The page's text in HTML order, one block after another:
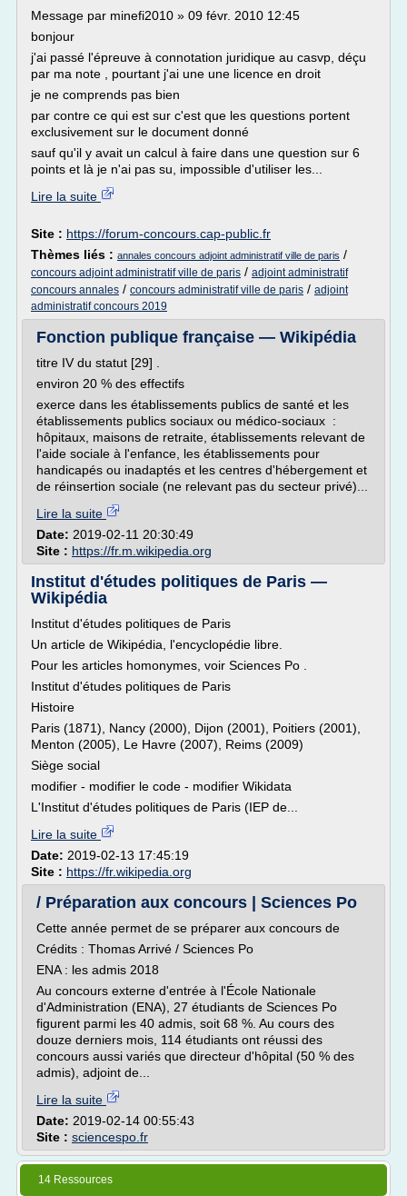
Message par minefi2010 » 09 févr. 2010 12:45
bonjour
j'ai passé l'épreuve à connotation juridique au casvp, déçu
par ma note , pourtant j'ai une une licence en droit
je ne comprends pas bien
par contre ce qui est sur c'est que les questions portent
exclusivement sur le document donné
sauf qu'il y avait un calcul à faire dans une question sur 6
points et là je n'ai pas su, impossible d'utiliser les...
Lire la suite
Site : https://forum-concours.cap-public.fr
Thèmes liés : annales concours adjoint administratif ville de paris /
concours adjoint administratif ville de paris / adjoint administratif
concours annales / concours administratif ville de paris / adjoint
administratif concours 2019
Fonction publique française — Wikipédia
titre IV du statut [29] .
environ 20 % des effectifs
exerce dans les établissements publics de santé et les
établissements publics sociaux ou médico-sociaux :
hôpitaux, maisons de retraite, établissements relevant de
l'aide sociale à l'enfance, les établissements pour
handicapés ou inadaptés et les centres d'hébergement et
de réinsertion sociale (ne relevant pas du secteur privé)...
Lire la suite
Date: 2019-02-11 20:30:49
Site : https://fr.m.wikipedia.org
Institut d'études politiques de Paris —
Wikipédia
Institut d'études politiques de Paris
Un article de Wikipédia, l'encyclopédie libre.
Pour les articles homonymes, voir Sciences Po .
Institut d'études politiques de Paris
Histoire
Paris (1871), Nancy (2000), Dijon (2001), Poitiers (2001),
Menton (2005), Le Havre (2007), Reims (2009)
Siège social
modifier - modifier le code - modifier Wikidata
L'Institut d'études politiques de Paris (IEP de...
Lire la suite
Date: 2019-02-13 17:45:19
Site : https://fr.wikipedia.org
/ Préparation aux concours | Sciences Po
Cette année permet de se préparer aux concours de
Crédits : Thomas Arrivé / Sciences Po
ENA : les admis 2018
Au concours externe d'entrée à l'École Nationale
d'Administration (ENA), 27 étudiants de Sciences Po
figurent parmi les 40 admis, soit 68 %. Au cours des
douze derniers mois, 114 étudiants ont réussi des
concours aussi variés que directeur d'hôpital (50 % des
admis), adjoint de...
Lire la suite
Date: 2019-02-14 00:55:43
Site : sciencespo.fr
14 Ressources